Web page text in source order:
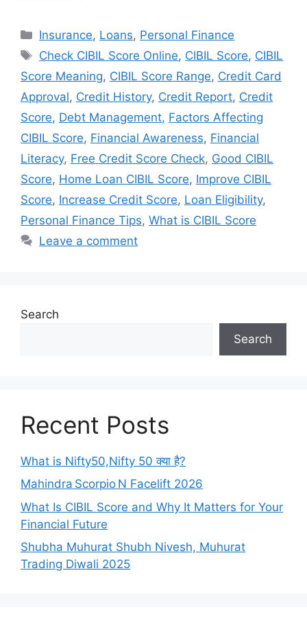
Categories
Insurance, Loans, Personal Finance
Tags
Check CIBIL Score Online, CIBIL Score, CIBIL
Score Meaning, CIBIL Score Range, Credit Card
Approval, Credit History, Credit Report, Credit
Score, Debt Management, Factors Affecting
CIBIL Score, Financial Awareness, Financial
Literacy, Free Credit Score Check, Good CIBIL
Score, Home Loan CIBIL Score, Improve CIBIL
Score, Increase Credit Score, Loan Eligibility,
Personal Finance Tips, What is CIBIL Score
Leave a comment
Search
Search
Recent Posts
What is Nifty50,Nifty 50 क्या है?
Mahindra Scorpio N Facelift 2026
What Is CIBIL Score and Why It Matters for Your
Financial Future
Shubha Muhurat Shubh Nivesh, Muhurat
Trading Diwali 2025